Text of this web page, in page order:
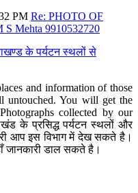
PM Re: PHOTO OF
S Mehta 9910532720
के पर्यटन स्थलों से
and information of those
untouched. You will get the
collected by our
के प्रसिद्ध पर्यटन स्थलों और
आप इस विभाग में देख सकते है।
डाल सकते है।